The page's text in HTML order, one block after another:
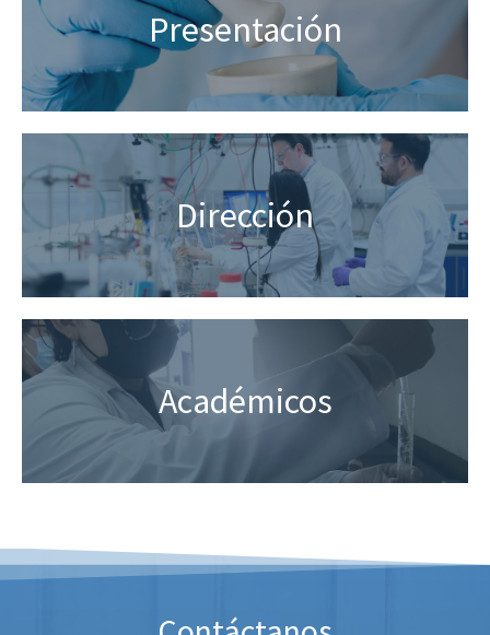
Presentación
Dirección
Académicos